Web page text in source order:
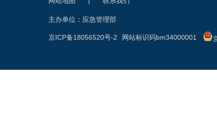
主办单位：应急管理部
网站标识码bm34000001
京ICP备18056520号-2